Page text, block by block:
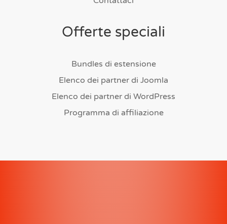
Offerte speciali
Bundles di estensione
Elenco dei partner di Joomla
Elenco dei partner di WordPress
Programma di affiliazione